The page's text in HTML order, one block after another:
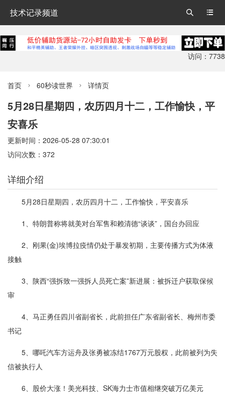
技术记录频道 

访问：7738
首页  60秒读世界  详情页
5月28日星期四，农历四月十二，工作愉快，平
安喜乐
更新时间：2026-05-28 07:30:01
访问次数：372
详细介绍
5月28日星期四，农历四月十二，工作愉快，平安喜乐
1、特朗普称将就美对台军售和赖清德“谈谈”，国台办回应
2、刚果(金)埃博拉疫情仍处于暴发初期，主要传播方式为体液
接触
3、陕西“强拆致一强拆人员死亡案”新进展：被拆迁户获取保候
审
4、马正勇任四川省副省长，此前担任广东省副省长、梅州市委
书记
5、哪吒汽车方运舟及张勇被冻结1767万元股权，此前被列为失
信被执行人
6、股价大涨！美光科技、SK海力士市值相继突破万亿美元